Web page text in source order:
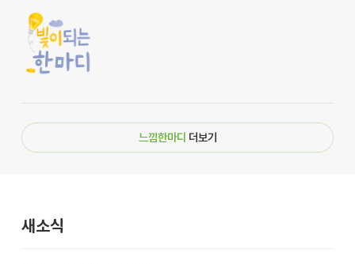
느낌한마디 더보기
새소식